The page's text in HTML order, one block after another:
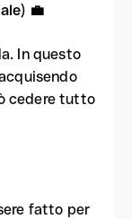
💼
In questo
cedere tutto
fatto per